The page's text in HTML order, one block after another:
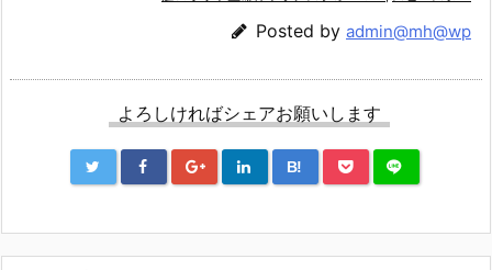
Posted by admin@mh@wp
よろしければシェアお願いします
B!